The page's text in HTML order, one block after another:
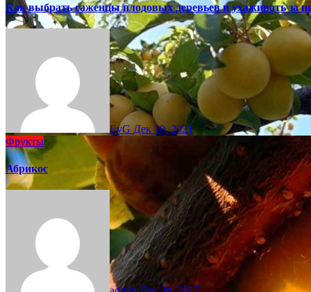
Как выбрать саженцы плодовых деревьев и ухаживать за
EvGДек 10, 2021
Фрукты
Абрикос